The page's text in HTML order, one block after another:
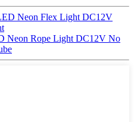
Neon Flex Light DC12V
Neon Rope Light DC12V No